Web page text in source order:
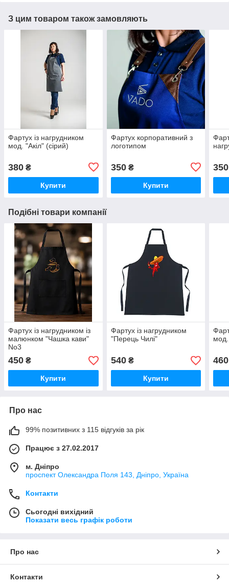
З цим товаром також замовляють
Фартух із нагрудником
мод. "Акіл" (сірий)
380 ₴
Купити
Фартух корпоративний з
логотипом
350₴
Купити
350
Подібні товари компанії
Фартух із нагрудником із
малюнком "Чашка кави"
No3
450 ₴
Купити
Фартух із нагрудником
"Перець Чилі"
540₴
Купити
мод.
460
Про нас
99% позитивних з 115 відгуків за рік
Працює з 27.02.2017
м. Дніпро
проспект Олександра Поля 143, Дніпро, Україна
Контакти
Сьогодні вихідний
Показати весь графік роботи
Про нас
Контакти